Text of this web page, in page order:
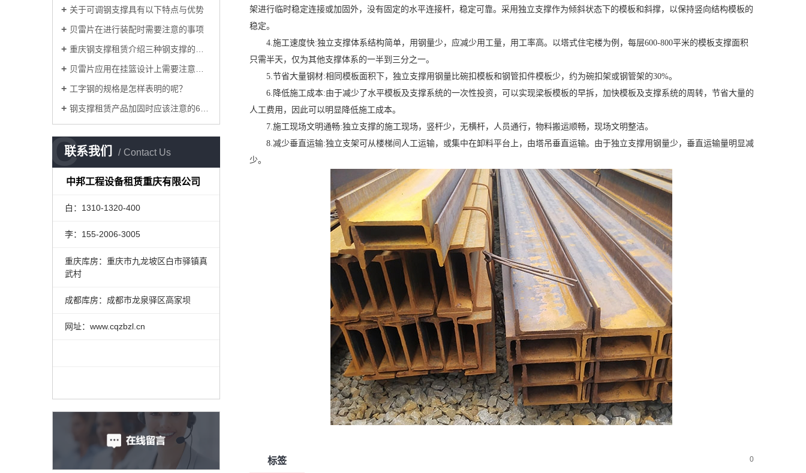
关于可调钢支撑具有以下特点与优势
贝雷片在进行装配时需要注意的事项
重庆钢支撑租赁介绍三种钢支撑的适用场景
贝雷片应用在挂篮设计上需要注意的事项有哪些？
工字钢的规格是怎样表明的呢？
钢支撑租赁产品加固时应该注意的6点要求是什么
联系我们 Contact Us
C
中邦工程设备租赁重庆有限公司
白：1310-1320-400
李：155-2006-3005
重庆库房：重庆市九龙坡区白市驿镇真
武村
成都库房：成都市龙泉驿区高家坝
网址：www.cqzbzl.cn
架进行临时稳定连接或加固外，没有固定的水平连接杆，稳定可靠。采用独立支撑作为倾斜状态下的模板和斜撑，以保持竖向结构模板的
稳定。
4.施工速度快:独立支撑体系结构简单，用钢量少，应减少用工量，用工率高。以塔式住宅楼为例，每层600-800平米的模板支撑面积
只需半天，仅为其他支撑体系的一半到三分之一。
5.节省大量钢材:相同模板面积下，独立支撑用钢量比碗扣模板和钢管扣件模板少，约为碗扣架或钢管架的30%。
6.降低施工成本:由于减少了水平模板及支撑系统的一次性投资，可以实现梁板模板的早拆，加快模板及支撑系统的周转，节省大量的
人工费用，因此可以明显降低施工成本。
7.施工现场文明通畅:独立支撑的施工现场，竖杆少，无横杆，人员通行，物料搬运顺畅，现场文明整洁。
8.减少垂直运输:独立支架可从楼梯间人工运输，或集中在卸料平台上，由塔吊垂直运输。由于独立支撑用钢量少，垂直运输量明显减
少。
标签 0